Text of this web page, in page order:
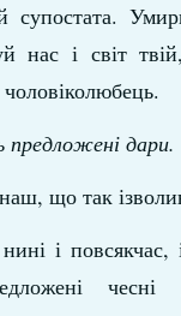
супостата.
нас і світ
дари.
що так
і повсякчас,
чесні